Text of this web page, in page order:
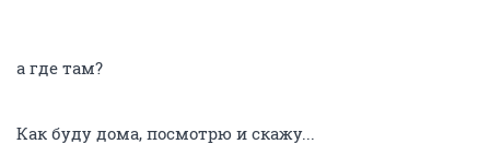
а где там?
Как буду дома, посмотрю и скажу...